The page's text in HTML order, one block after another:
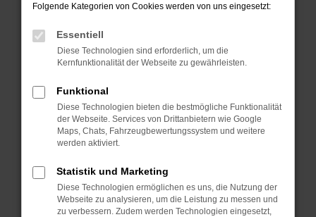
Prüfe deine Browsererweiterungen.
Manche Erweiterungen, wie Werbeblocker,
können das Laden bestimmter Seiten
verhindern. Funktioniert die Seite in einem
Fenster?
Starte dein Gerät neu.
Das kann manchmal helfen, vorübergehende
Probleme zu beheben.
Betriebssystem auf dem neuesten Stand
sind.
Veraltete Software birgt nicht nur ein
Folgende Kategorien von Cookies werden von uns eingesetzt:
Essentiell
Diese Technologien sind erforderlich, um die
Kernfunktionalität der Webseite zu gewährleisten.
Funktional
Diese Technologien bieten die bestmögliche Funktionalität
der Webseite. Services von Drittanbietern wie Google
Maps, Chats, Fahrzeugbewertungssystem und weitere
werden aktiviert.
Statistik und Marketing
Diese Technologien ermöglichen es uns, die Nutzung der
Webseite zu analysieren, um die Leistung zu messen und
zu verbessern. Zudem werden Technologien eingesetzt,